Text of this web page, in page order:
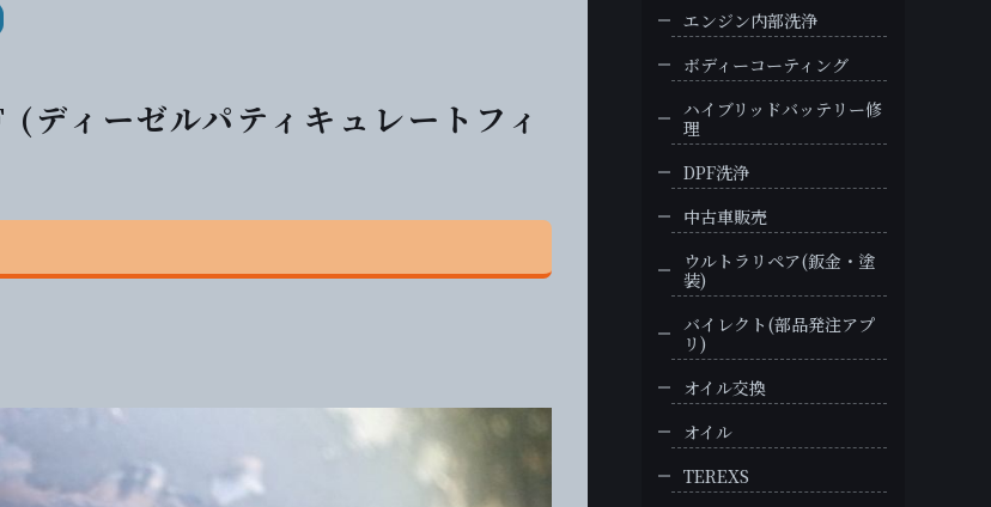
ィーゼルパティキュレートフィ
エンジン内部洗浄
ボディーコーティング
ハイブリッドバッテリー修
理
DPF洗浄
中古車販売
ウルトラリペア(鈑金・塗
装)
バイレクト(部品発注アプ
リ)
オイル交換
オイル
TEREXS